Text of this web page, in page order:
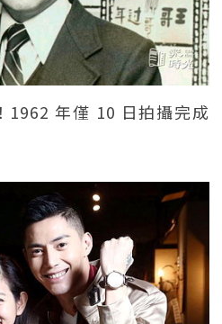
1962 年僅 10 日拍攝完成